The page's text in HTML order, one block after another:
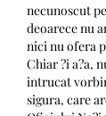
necunoscut
deoarece nu
nici nu ofera
Chiar ?i a?a,
intrucat
sigura, care